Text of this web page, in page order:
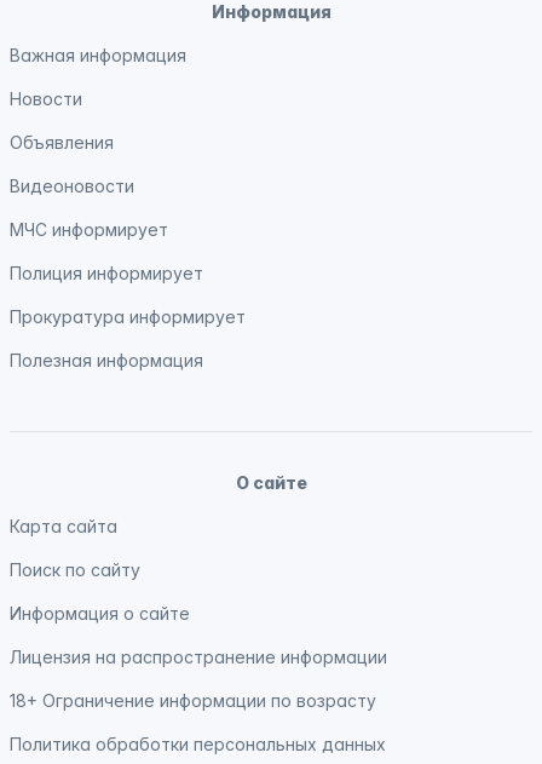
Информация
Важная информация
Новости
Объявления
Видеоновости
МЧС информирует
Полиция информирует
Прокуратура информирует
Полезная информация
О сайте
Карта сайта
Поиск по сайту
Информация о сайте
Лицензия на распространение информации
18+ Ограничение информации по возрасту
Политика обработки персональных данных